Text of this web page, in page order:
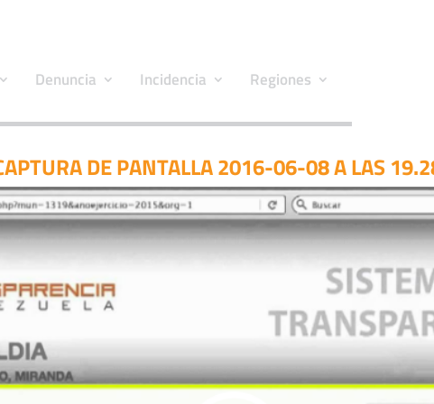
Denuncia Incidencia Regiones
DE PANTALLA 2016-06-08 A LAS